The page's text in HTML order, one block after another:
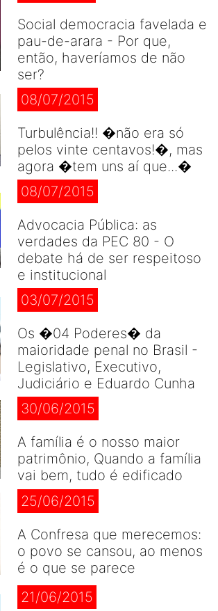
Social democracia favelada e
pau-de-arara - Por que,
então, haveríamos de não
ser?
08/07/2015
Turbulência!! �não era só
pelos vinte centavos!�, mas
agora �tem uns aí que...�
08/07/2015
Advocacia Pública: as
verdades da PEC 80 - O
debate há de ser respeitoso
e institucional
03/07/2015
Os �04 Poderes� da
maioridade penal no Brasil -
Legislativo, Executivo,
Judiciário e Eduardo Cunha
30/06/2015
A família é o nosso maior
patrimônio, Quando a família
vai bem, tudo é edificado
25/06/2015
A Confresa que merecemos:
o povo se cansou, ao menos
é o que se parece
21/06/2015